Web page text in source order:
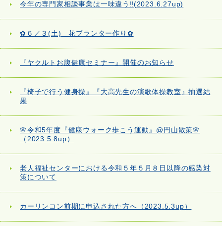
今年の専門家相談事業は一味違う‼(2023.6.27up)
✿６／３(土) 花プランター作り✿
『ヤクルトお腹健康セミナー』開催のお知らせ
『椅子で行う健身操』『大高先生の演歌体操教室』抽選結
果
🌸令和5年度『健康ウォーク歩こう運動』@円山散策🌸
（2023.5.8up）
老人福祉センターにおける令和５年５月８日以降の感染対
策について
カーリンコン前期に申込された方へ（2023.5.3up）